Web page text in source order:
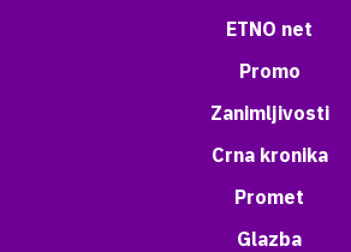
ETNO net
Promo
Zanimljivosti
Crna kronika
Promet
Glazba